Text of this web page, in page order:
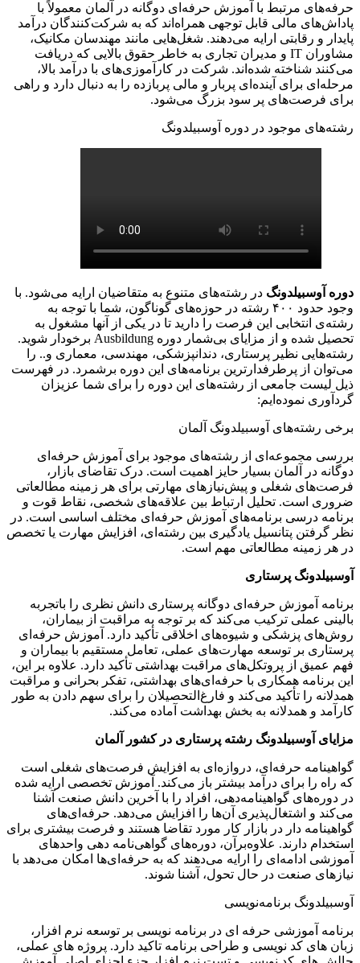
حرفه‌های مرتبط با آموزش حرفه‌ای دوگانه در آلمان معمولاً با
پاداش‌های مالی قابل توجهی همراه‌اند که به شرکت‌کنندگان درآمد
پایدار و رقابتی ارایه می‌دهند. شغل‌هایی مانند مهندسان مکانیک،
مشاوران IT و مدیران تجاری به خاطر حقوق بالایی که دریافت
می‌کنند شناخته شده‌اند. شرکت در کارآموزی‌های با درآمد بالا،
مرحله‌ای برای آینده‌ای پربار و مالی پربازده را به دنبال دارد و راهی
برای فرصت‌های پر سود بزرگ می‌شود.
رشته‌های موجود در دوره آوسبیلدونگ
دوره آوسبیلدونگ در رشته‌های متنوع به متقاضیان ارایه می‌شود. با
وجود حدود ۴۰۰ رشته در حوزه‌های گوناگون، شما با توجه به
رشته‌ی انتخابی این فرصت را دارید تا در یکی از آنها مشغول به
تحصیل شده و از مزایای بی‌شمار دوره Ausbildung برخودار شوید.
رشته‌هایی نظیر پرستاری، دندانپزشکی، مهندسی، معماری و.. را
می‌توان از پرطرفدارترین‌ برنامه‌های این دوره برشمرد. در فهرست
ذیل لیست جامعی از رشته‌های این دوره را برای شما عزیزان
گردآوری نموده‌ایم:
برخی رشته‌های آوسبیلدونگ آلمان
بررسی مجموعه‌ای از رشته‌های موجود برای آموزش حرفه‌ای
دوگانه در آلمان بسیار حایز اهمیت است. درک تقاضای بازار،
فرصت‌های شغلی و پیش‌نیازهای مهارتی برای هر زمینه مطالعاتی
ضروری است. تحلیل ارتباط بین علاقه‌های شخصی، نقاط قوت و
برنامه درسی برنامه‌های آموزش حرفه‌ای مختلف اساسی است. در
نظر گرفتن پتانسیل یادگیری بین رشته‌ای، افزایش مهارت یا تخصص
در هر زمینه مطالعاتی مهم است.
آوسبیلدونگ پرستاری
برنامه آموزش حرفه‌ای دوگانه پرستاری دانش نظری را باتجربه
بالینی عملی ترکیب می‌کند که بر توجه به مراقبت از بیماران،
روش‌های پزشکی و شیوه‌های اخلاقی تأکید دارد. آموزش حرفه‌ای
پرستاری بر توسعه مهارت‌های عملی، تعامل مستقیم با بیماران و
فهم عمیق از پروتکل‌های مراقبت بهداشتی تأکید دارد. علاوه بر این،
این برنامه همکاری با حرفه‌ای‌های بهداشتی، تفکر بحرانی و مراقبت
همدلانه را تأکید می‌کند و فارغ‌التحصیلان را برای سهم دادن به طور
کارآمد و همدلانه به بخش بهداشت آماده می‌کند.
مزایای آوسبیلدونگ رشته پرستاری در کشور آلمان
گواهینامه حرفه‌ای، دروازه‌ای به افزایش فرصت‌های شغلی است
که راه را برای درآمد بیشتر باز می‌کند. آموزش تخصصی ارایه شده
در دوره‌های گواهینامه‌دهی، افراد را با آخرین دانش صنعت آشنا
می‌کند و اشتغال‌پذیری آن‌ها را افزایش می‌دهد. حرفه‌ای‌های
گواهینامه دار در بازار کار مورد تقاضا هستند و فرصت بیشتری برای
استخدام دارند. علاوه‌برآن، دوره‌های گواهی‌نامه دهی واحدهای
آموزشی ادامه‌ای را ارایه می‌دهند که به حرفه‌ای‌ها امکان می‌دهد با
نیازهای صنعت در حال تحول، آشنا شوند.
آوسبیلدونگ برنامه‌نویسی
برنامه آموزشی حرفه ای در برنامه نویسی بر توسعه نرم افزار،
زبان های کد نویسی و طراحی برنامه تاکید دارد. پروژه های عملی،